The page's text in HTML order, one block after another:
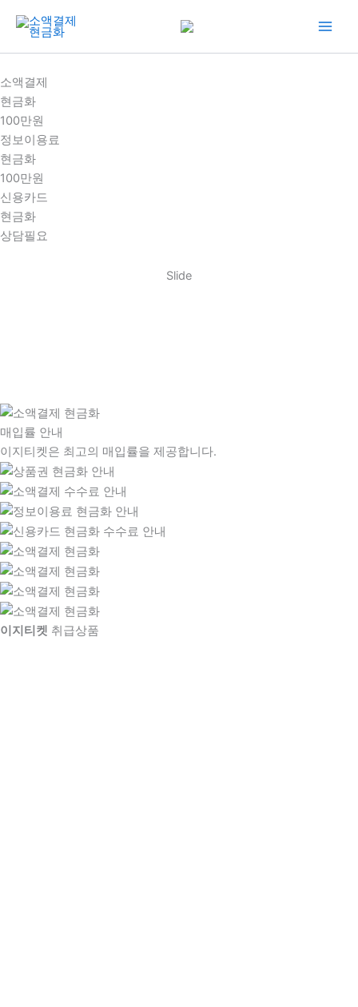
건
너
뛰
기
소액결제
현금화
100만원
정보이용료
현금화
100만원
신용카드
현금화
상담필요
Slide
매입률 안내
이지티켓은 최고의 매입률을 제공합니다.
이지티켓 취급상품